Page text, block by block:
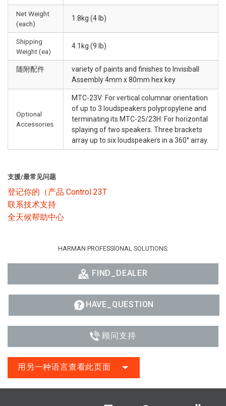
Net Weight
(each)
1.8kg (4 lb)
Shipping
Weight (ea)
4.1kg (9 lb)
随附配件
variety of paints and finishes to Invisiball
Assembly 4mm x 80mm hex key
Optional
Accessories
MTC-23V: For vertical columnar orientation
of up to 3 loudspeakers polypropylene and
terminating its MTC-25/23H: For horizontal
splaying of two speakers. Three brackets
array up to six loudspeakers in a 360° array.
支援/最常见问题
登记你的（产品 Control 23T
联系技术支持
全天候帮助中心
HARMAN PROFESSIONAL SOLUTIONS:
FIND_DEALER
HAVE_QUESTION
顾问支持
用另一种语言查看此页面